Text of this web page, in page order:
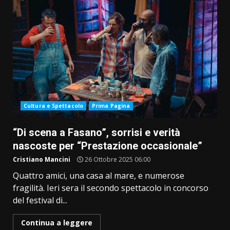
Cultura e Spettacolo Prima Pagina
“Di scena a Fasano”, sorrisi e verità
nascoste per “Prestazione occasionale”
Cristiano Mancini 26 Ottobre 2025 06:00
Quattro amici, una casa al mare, e numerose
fragilità. Ieri sera il secondo spettacolo in concorso
del festival di...
Continua a leggere